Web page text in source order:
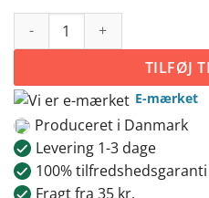
Skov dækket med mos antal
TILFØJ
E-mærket
Produceret i Danmark
Levering 1-3 dage
100% tilfredshedsgaranti
Fragt fra 35 kr.